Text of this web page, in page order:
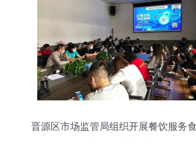
晋源区市场监管局组织开展餐饮服务